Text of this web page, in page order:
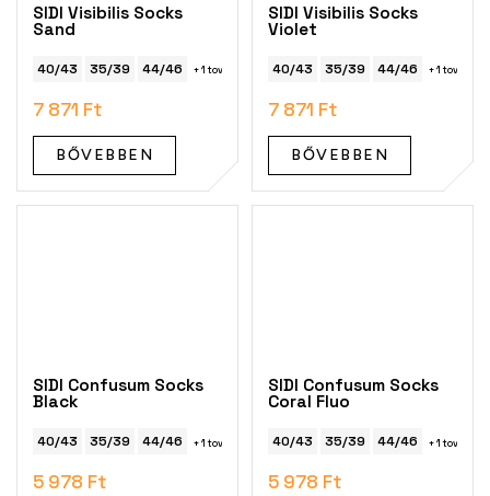
SIDI Visibilis Socks
Sand
40/43 35/39 44/46 + 1 további
7 871 Ft
BŐVEBBEN
SIDI Visibilis Socks
Violet
40/43 35/39 44/46 + 1 további
7 871 Ft
BŐVEBBEN
SIDI Confusum Socks
Black
40/43 35/39 44/46 + 1 további
5 978 Ft
SIDI Confusum Socks
Coral Fluo
40/43 35/39 44/46 + 1 további
5 978 Ft